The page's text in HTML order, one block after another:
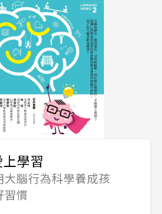
學習
大腦行為科學養成孩
習慣